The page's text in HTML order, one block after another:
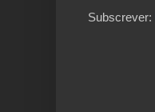
Subscrever: